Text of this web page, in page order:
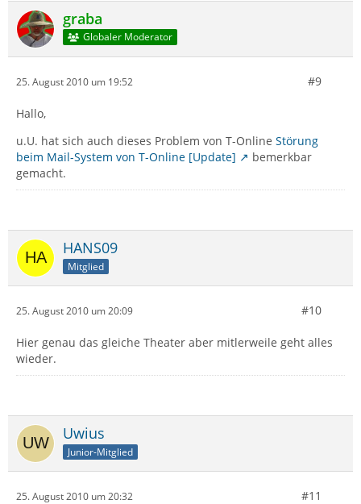
graba
Globaler Moderator
25. August 2010 um 19:52 #9
Hallo,
u.U. hat sich auch dieses Problem von T-Online Störung
beim Mail-System von T-Online [Update]
bemerkbar
gemacht.
HANS09
Mitglied
25. August 2010 um 20:09 #10
Hier genau das gleiche Theater aber mitlerweile geht alles
wieder.
Uwius
Junior-Mitglied
25. August 2010 um 20:32 #11